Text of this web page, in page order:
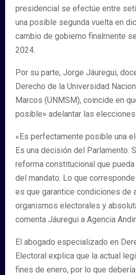
presidencial se efectúe entre
una posible segunda vuelta en
cambio de gobierno finalmente
2024.
Por su parte, Jorge Jáuregui,
Derecho de la Universidad
Marcos (UNMSM), coincide en
posible» adelantar las
«Es perfectamente posible una
Es una decisión del Parlamento.
reforma constitucional que
del mandato. Lo que
es que garantice condiciones de
organismos electorales y
comenta Jáuregui a Agencia
El abogado especializado en
Electoral explica que la actual
fines de enero, por lo que